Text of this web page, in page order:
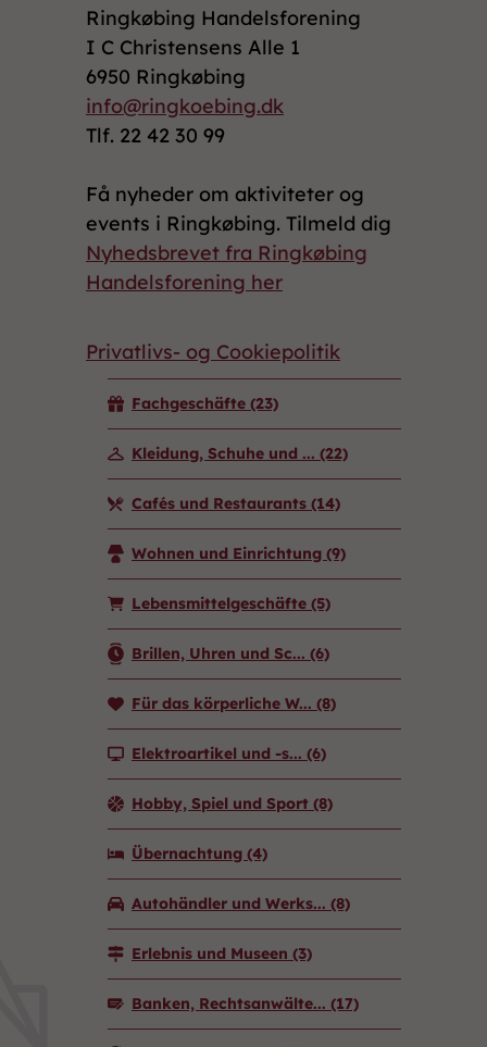
Ringkøbing Handelsforening
I C Christensens Alle 1
6950 Ringkøbing
info@ringkoebing.dk
Tlf. 22 42 30 99
Få nyheder om aktiviteter og
events i Ringkøbing. Tilmeld dig
Nyhedsbrevet fra Ringkøbing
Handelsforening her
Privatlivs- og Cookiepolitik
Fachgeschäfte (23)
Kleidung, Schuhe und ... (22)
Cafés und Restaurants (14)
Wohnen und Einrichtung (9)
Lebensmittelgeschäfte (5)
Brillen, Uhren und Sc... (6)
Für das körperliche W... (8)
Elektroartikel und -s... (6)
Hobby, Spiel und Sport (8)
Übernachtung (4)
Autohändler und Werks... (8)
Erlebnis und Museen (3)
Banken, Rechtsanwälte... (17)